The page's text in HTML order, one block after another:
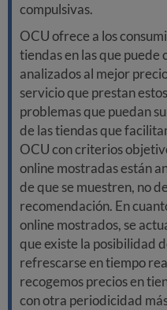
compulsivas.
OCU ofrece a los
tiendas en las que
analizados al mejor
servicio que prestan
problemas que puedan
de las tiendas que
OCU con criterios
online mostradas están
de que se muestren, no
recomendación. En
online mostrados, se
que existe la posibilidad
refrescarse en tiempo
recogemos precios en
con otra periodicidad